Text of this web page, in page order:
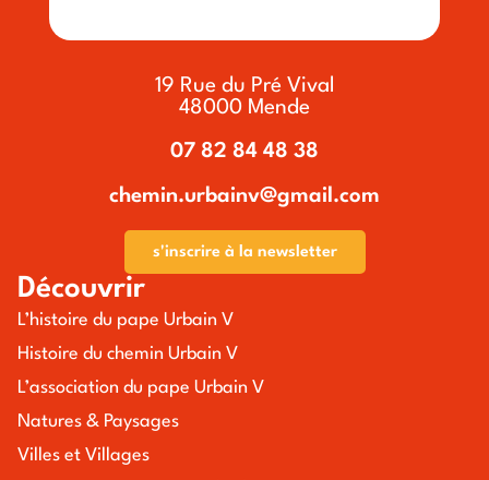
19 Rue du Pré Vival
48000 Mende
07 82 84 48 38
chemin.urbainv@gmail.com
s'inscrire à la newsletter
Découvrir
L’histoire du pape Urbain V
Histoire du chemin Urbain V
L’association du pape Urbain V
Natures & Paysages
Villes et Villages